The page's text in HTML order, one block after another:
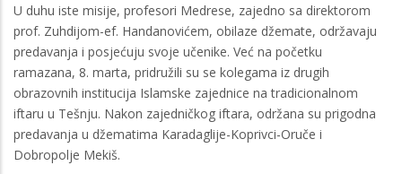
U duhu iste misije, profesori Medrese, zajedno sa direktorom
prof. Zuhdijom-ef. Handanovićem, obilaze džemate, održavaju
predavanja i posjećuju svoje učenike. Već na početku
ramazana, 8. marta, pridružili su se kolegama iz drugih
obrazovnih institucija Islamske zajednice na tradicionalnom
iftaru u Tešnju. Nakon zajedničkog iftara, održana su prigodna
predavanja u džematima Karadaglije-Koprivci-Oruče i
Dobropolje Mekiš.